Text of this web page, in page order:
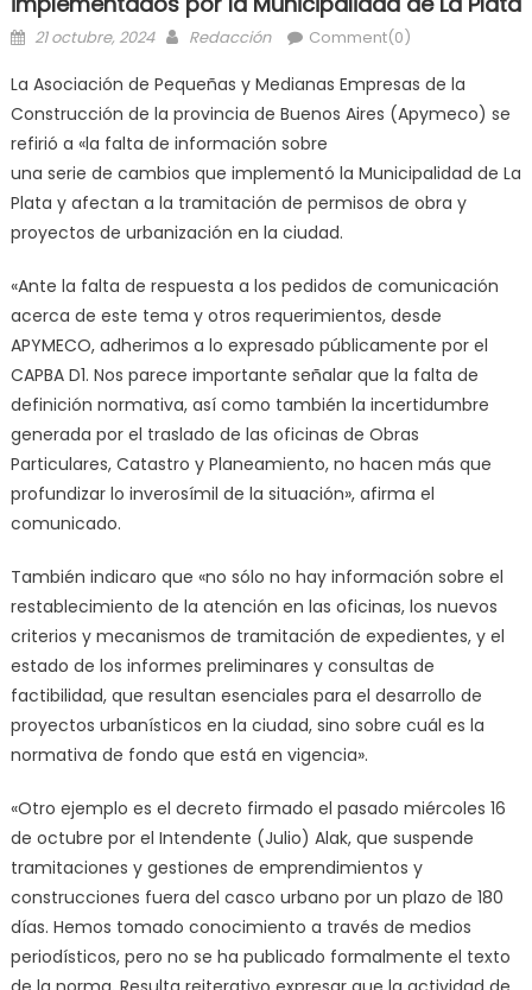
21 octubre, 2024 Redacción Comment(0)
La Asociación de Pequeñas y Medianas Empresas de la
Construcción de la provincia de Buenos Aires (Apymeco) se
refirió a «la falta de información sobre
una serie de cambios que implementó la Municipalidad de La
Plata y afectan a la tramitación de permisos de obra y
proyectos de urbanización en la ciudad.
«Ante la falta de respuesta a los pedidos de comunicación
acerca de este tema y otros requerimientos, desde
APYMECO, adherimos a lo expresado públicamente por el
CAPBA D1. Nos parece importante señalar que la falta de
definición normativa, así como también la incertidumbre
generada por el traslado de las oficinas de Obras
Particulares, Catastro y Planeamiento, no hacen más que
profundizar lo inverosímil de la situación», afirma el
comunicado.
También indicaro que «no sólo no hay información sobre el
restablecimiento de la atención en las oficinas, los nuevos
criterios y mecanismos de tramitación de expedientes, y el
estado de los informes preliminares y consultas de
factibilidad, que resultan esenciales para el desarrollo de
proyectos urbanísticos en la ciudad, sino sobre cuál es la
normativa de fondo que está en vigencia».
«Otro ejemplo es el decreto firmado el pasado miércoles 16
de octubre por el Intendente (Julio) Alak, que suspende
tramitaciones y gestiones de emprendimientos y
construcciones fuera del casco urbano por un plazo de 180
días. Hemos tomado conocimiento a través de medios
periodísticos, pero no se ha publicado formalmente el texto